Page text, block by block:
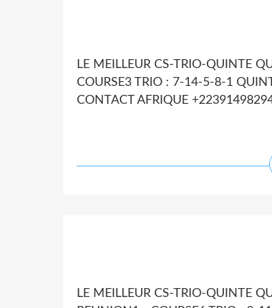
LE MEILLEUR CS-TRIO-QUINTE
COURSE3 TRIO : 7-14-5-8-1
CONTACT AFRIQUE
LE MEILLEUR CS-TRIO-QUINTE